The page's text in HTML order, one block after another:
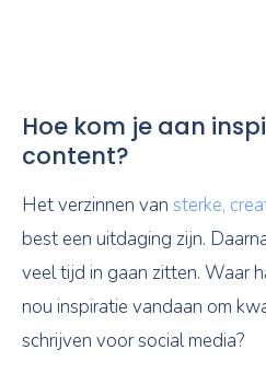
Hoe kom je aan
content?
Het verzinnen vansterke,
best een uitdaging zijn.
veel tijd in gaan zitten. Waar
nou inspiratie vandaan om
schrijven voor social media?